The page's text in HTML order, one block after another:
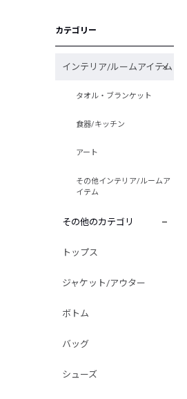
カテゴリー
インテリア/ルームアイテム
タオル・ブランケット
食器/キッチン
アート
その他インテリア/ルームア
イテム
その他のカテゴリ
トップス
ジャケット/アウター
ボトム
バッグ
シューズ
MALIBUFARM